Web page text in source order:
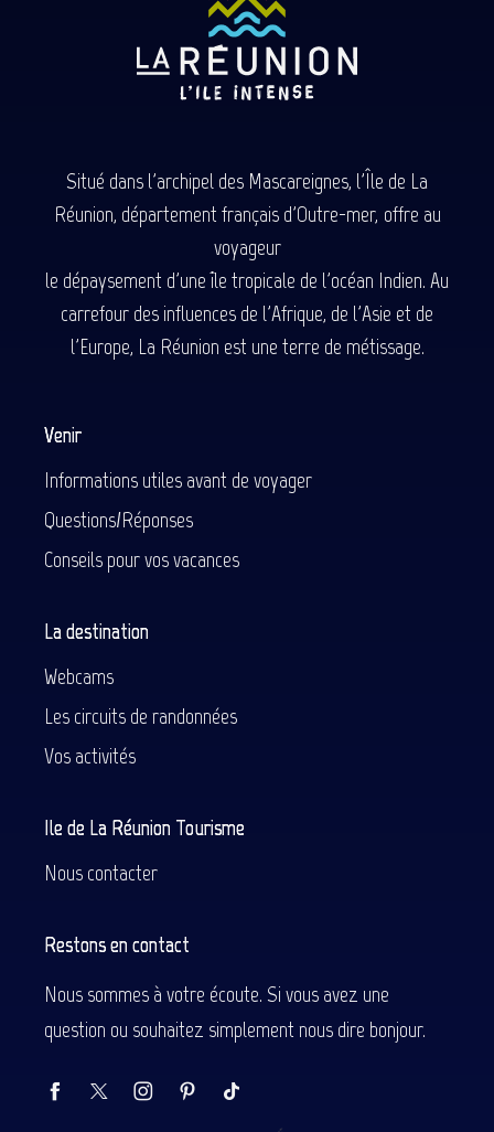
Situé dans l'archipel des Mascareignes, l'Île de La
Réunion, département français d'Outre-mer, offre au
voyageur
le dépaysement d'une île tropicale de l'océan Indien. Au
carrefour des influences de l'Afrique, de l'Asie et de
l'Europe, La Réunion est une terre de métissage.
Venir
Informations utiles avant de voyager
Questions/Réponses
Conseils pour vos vacances
La destination
Webcams
Les circuits de randonnées
Vos activités
Ile de La Réunion Tourisme
Nous contacter
Restons en contact
Nous sommes à votre écoute. Si vous avez une
question ou souhaitez simplement nous dire bonjour.